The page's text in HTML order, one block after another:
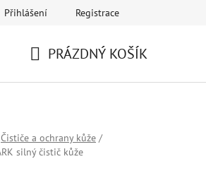
Přihlášení Registrace
PRÁZDNÝ KOŠÍK
Čističe a ochrany kůže /
silný čistič kůže